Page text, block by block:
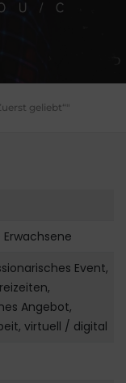
geliebt“"
Event,
Angebot,
virtuell / digital